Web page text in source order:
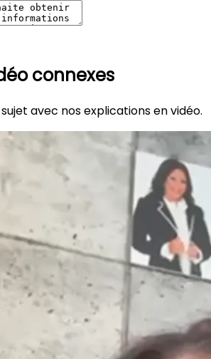
connexes
avec nos explications en vidéo.